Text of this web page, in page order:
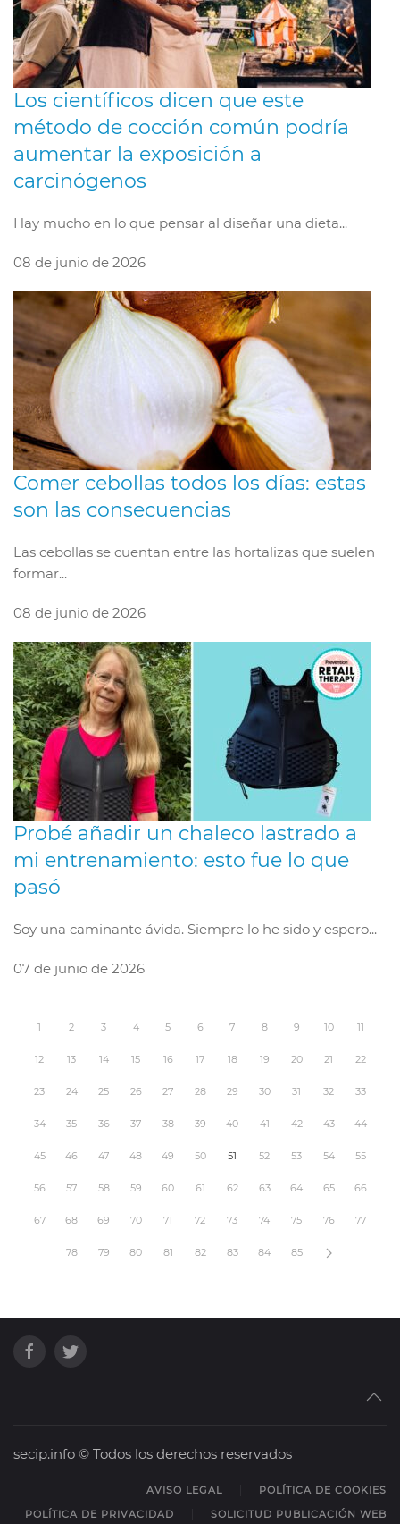
Los científicos dicen que este
método de cocción común podría
aumentar la exposición a
carcinógenos
Hay mucho en lo que pensar al diseñar una dieta...
08 de junio de 2026
Comer cebollas todos los días: estas
son las consecuencias
Las cebollas se cuentan entre las hortalizas que suelen
formar...
08 de junio de 2026
Probé añadir un chaleco lastrado a
mi entrenamiento: esto fue lo que
pasó
Soy una caminante ávida. Siempre lo he sido y espero...
07 de junio de 2026
1 2 3 4 5 6 7 8 9 10 11
12 13 14 15 16 17 18 19 20 21 22
23 24 25 26 27 28 29 30 31 32 33
34 35 36 37 38 39 40 41 42 43 44
45 46 47 48 49 50 51 52 53 54 55
56 57 58 59 60 61 62 63 64 65 66
67 68 69 70 71 72 73 74 75 76 77
78 79 80 81 82 83 84 85
secip.info © Todos los derechos reservados
AVISO LEGAL
POLÍTICA DE COOKIES
POLÍTICA DE PRIVACIDAD
SOLICITUD PUBLICACIÓN WEB